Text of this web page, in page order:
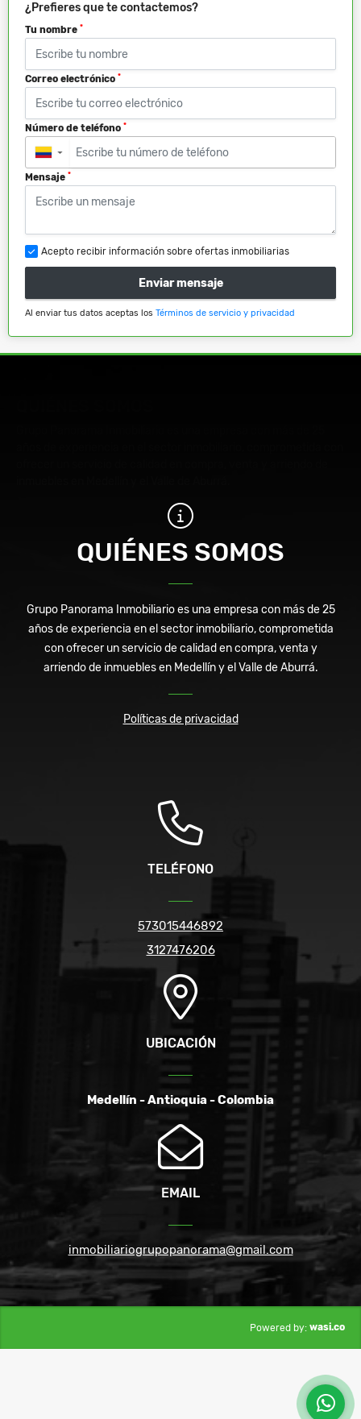
¿Prefieres que te contactemos?
Tu nombre *
Correo electrónico *
Número de teléfono *
▼
Mensaje *
Acepto recibir información sobre ofertas inmobiliarias
Enviar mensaje
Al enviar tus datos aceptas los Términos de servicio y privacidad
QUIÉNES SOMOS
Grupo Panorama Inmobiliario es una empresa con más de 25
años de experiencia en el sector inmobiliario, comprometida
con ofrecer un servicio de calidad en compra, venta y
arriendo de inmuebles en Medellín y el Valle de Aburrá.
Políticas de privacidad
TELÉFONO
573015446892
3127476206
UBICACIÓN
Medellín - Antioquia - Colombia
EMAIL
inmobiliariogrupopanorama@gmail.com
Powered by: wasi.co